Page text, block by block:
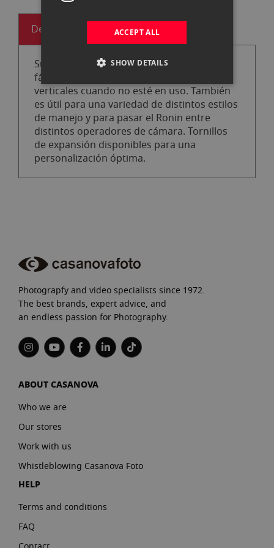
Descripción
Sujeta el Ronin-M o el Ronin-MX más
fácilmente y apóyalo en superficies
verticales cuando no esté en uso. También
es útil para una variedad de distintos estilos
de manejo y para pasar el Ronin entre
distintos operadores de cámara. Tornillos
de expansión disponibles para una
personalización óptima.
Photograpfy and video specialists since 1972.
The best brands, expert advice, and
an endless passion for Photography.
ABOUT CASANOVA
Who we are
Our stores
Work with us
Whistleblowing Casanova Foto
HELP
Terms and conditions
FAQ
ACCEPT ALL
SHOW DETAILS